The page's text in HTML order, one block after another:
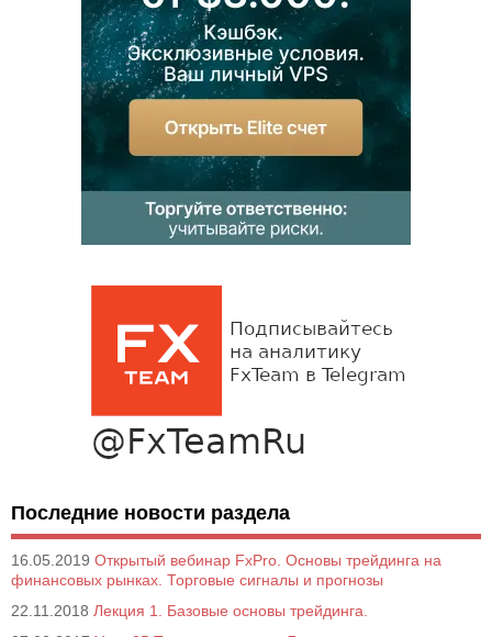
Последние новости раздела
16.05.2019 Открытый вебинар FxPro. Основы трейдинга на
финансовых рынках. Торговые сигналы и прогнозы
22.11.2018 Лекция 1. Базовые основы трейдинга.